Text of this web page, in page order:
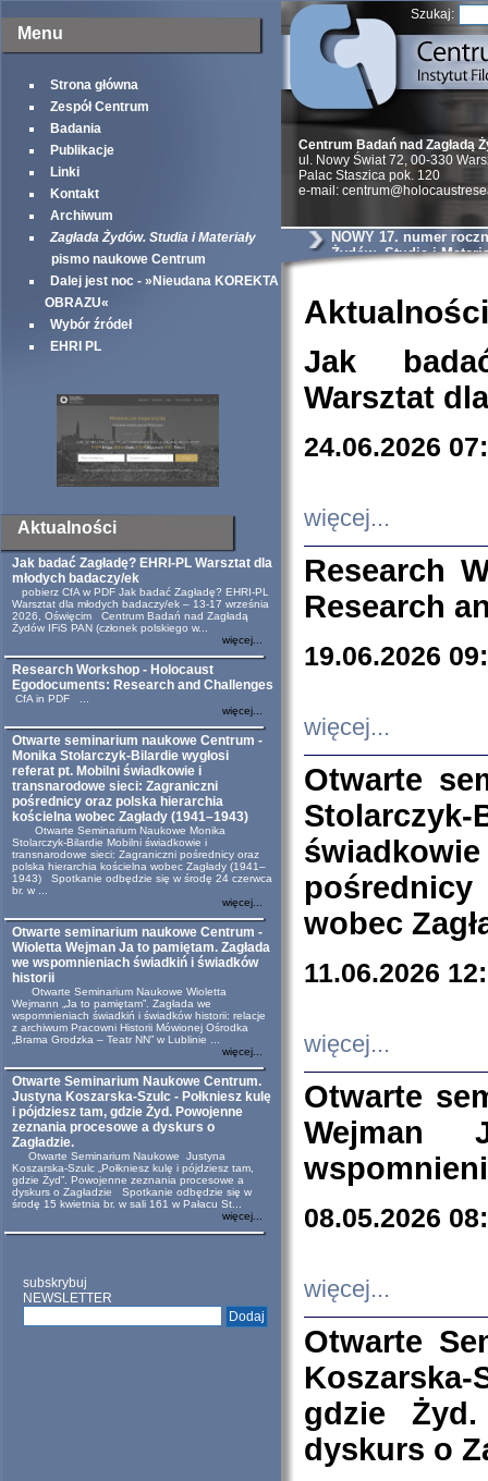
Menu
Strona główna
Zespół Centrum
Badania
Publikacje
Linki
Kontakt
Archiwum
Zagłada Żydów. Studia i Materiały
pismo naukowe Centrum
Dalej jest noc - »Nieudana KOREKTA
OBRAZU«
Wybór źródeł
EHRI PL
Aktualności
Jak badać Zagładę? EHRI-PL Warsztat dla
młodych badaczy/ek
pobierz CfA w PDF Jak badać Zagładę? EHRI-PL
Warsztat dla młodych badaczy/ek – 13-17 września
2026, Oświęcim Centrum Badań nad Zagładą
Żydów IFiS PAN (członek polskiego w...
więcej...
Research Workshop - Holocaust
Egodocuments: Research and Challenges
CfA in PDF ...
więcej...
Otwarte seminarium naukowe Centrum -
Monika Stolarczyk-Bilardie wygłosi
referat pt. Mobilni świadkowie i
transnarodowe sieci: Zagraniczni
pośrednicy oraz polska hierarchia
kościelna wobec Zagłady (1941–1943)
Otwarte Seminarium Naukowe Monika
Stolarczyk-Bilardie Mobilni świadkowie i
transnarodowe sieci: Zagraniczni pośrednicy oraz
polska hierarchia kościelna wobec Zagłady (1941–
1943) Spotkanie odbędzie się w środę 24 czerwca
br. w ...
więcej...
Otwarte seminarium naukowe Centrum -
Wioletta Wejman Ja to pamiętam. Zagłada
we wspomnieniach świadkiń i świadków
historii
Otwarte Seminarium Naukowe Wioletta
Wejmann „Ja to pamiętam”. Zagłada we
wspomnieniach świadkiń i świadków historii: relacje
z archiwum Pracowni Historii Mówionej Ośrodka
„Brama Grodzka – Teatr NN” w Lublinie ...
więcej...
Otwarte Seminarium Naukowe Centrum.
Justyna Koszarska-Szulc - Połkniesz kulę
i pójdziesz tam, gdzie Żyd. Powojenne
zeznania procesowe a dyskurs o
Zagładzie.
Otwarte Seminarium Naukowe Justyna
Koszarska-Szulc „Połkniesz kulę i pójdziesz tam,
gdzie Żyd”. Powojenne zeznania procesowe a
dyskurs o Zagładzie Spotkanie odbędzie się w
środę 15 kwietnia br. w sali 161 w Pałacu St...
więcej...
subskrybuj
NEWSLETTER
Szukaj:
Centrum Badań nad Zagładą
ul. Nowy Świat 72, 00-330
Palac Staszica pok. 120
e-mail:
NOWY 17. numer
Żydów. Studia i
Aktualności
Jak
Warsztat
24.06.2026
więcej...
Research
Research
19.06.2026
więcej...
Otwarte
wobec
11.06.2026
więcej...
Otwarte
Wejman
08.05.2026
więcej...
Otwarte
Koszarska-
gdzie
dyskurs o